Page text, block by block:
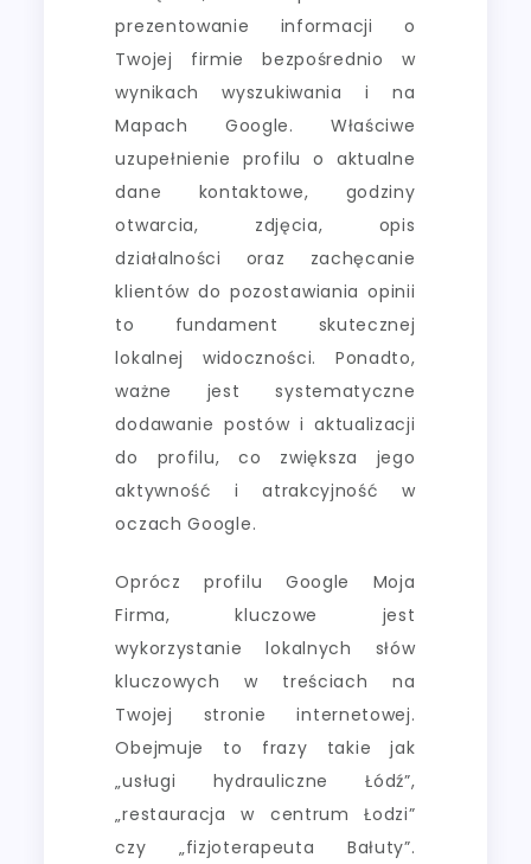
prezentowanie informacji o
Twojej firmie bezpośrednio w
wynikach wyszukiwania i na
Mapach Google. Właściwe
uzupełnienie profilu o aktualne
dane kontaktowe, godziny
otwarcia, zdjęcia, opis
działalności oraz zachęcanie
klientów do pozostawiania opinii
to fundament skutecznej
lokalnej widoczności. Ponadto,
ważne jest systematyczne
dodawanie postów i aktualizacji
do profilu, co zwiększa jego
aktywność i atrakcyjność w
oczach Google.
Oprócz profilu Google Moja
Firma, kluczowe jest
wykorzystanie lokalnych słów
kluczowych w treściach na
Twojej stronie internetowej.
Obejmuje to frazy takie jak
„usługi hydrauliczne Łódź”,
„restauracja w centrum Łodzi”
czy „fizjoterapeuta Bałuty”.